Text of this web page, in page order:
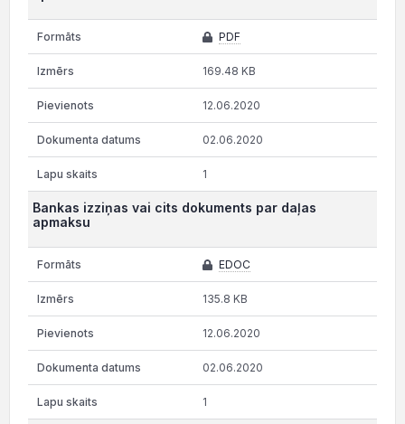
PDF
169.48 KB
12.06.2020
02.06.2020
1
Bankas izziņas vai cits dokuments par daļas
apmaksu
EDOC
135.8 KB
12.06.2020
02.06.2020
1